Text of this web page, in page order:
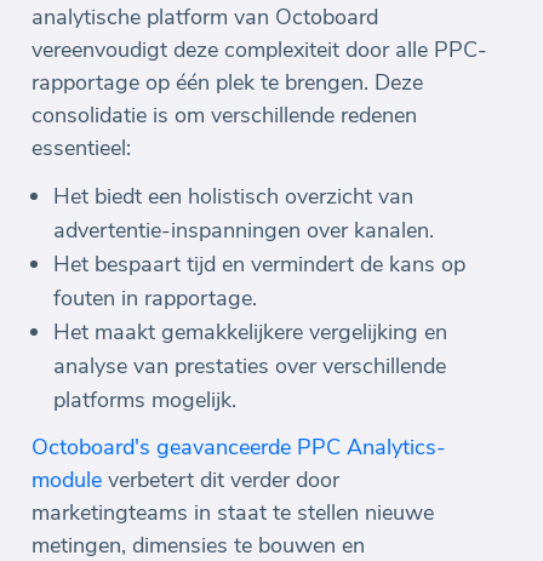
analytische platform van Octoboard
vereenvoudigt deze complexiteit door alle PPC-
rapportage op één plek te brengen. Deze
consolidatie is om verschillende redenen
essentieel:
Het biedt een holistisch overzicht van
advertentie-inspanningen over kanalen.
Het bespaart tijd en vermindert de kans op
fouten in rapportage.
Het maakt gemakkelijkere vergelijking en
analyse van prestaties over verschillende
platforms mogelijk.
Octoboard's geavanceerde PPC Analytics-
module verbetert dit verder door
marketingteams in staat te stellen nieuwe
metingen, dimensies te bouwen en